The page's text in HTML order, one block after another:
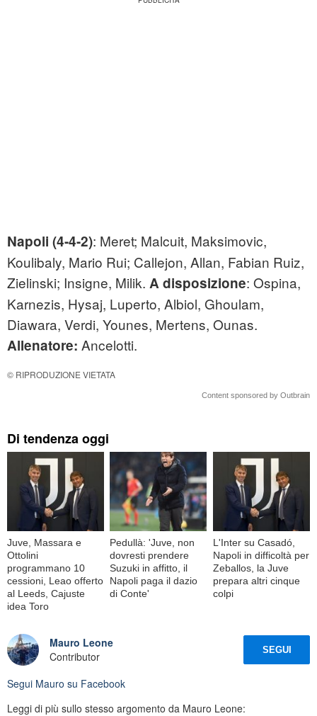
Napoli (4-4-2): Meret; Malcuit, Maksimovic,
Koulibaly, Mario Rui; Callejon, Allan, Fabian Ruiz,
Zielinski; Insigne, Milik. A disposizione: Ospina,
Karnezis, Hysaj, Luperto, Albiol, Ghoulam,
Diawara, Verdi, Younes, Mertens, Ounas.
Allenatore: Ancelotti.
© RIPRODUZIONE VIETATA
Content sponsored by Outbrain
Di tendenza oggi
Juve, Massara e
Ottolini
programmano 10
cessioni, Leao offerto
al Leeds, Cajuste
idea Toro
Pedullà: 'Juve, non
dovresti prendere
Suzuki in affitto, il
Napoli paga il dazio
di Conte'
L'Inter su Casadó,
Napoli in difficoltà per
Zeballos, la Juve
prepara altri cinque
colpi
Mauro Leone
Contributor
SEGUI
Segui Mauro su Facebook
Leggi di più sullo stesso argomento da Mauro Leone: